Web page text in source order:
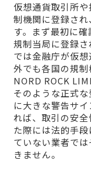
仮想通貨取引所
制機関に登録さ
す。まず最初に
規制当局に登録
では金融庁が仮
外でも各国の規制
NORD ROCK
そのような正式
に大きな警告サ
れば、取引の安
た際には法的手
ていない業者で
きません。